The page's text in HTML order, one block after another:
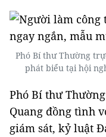
Phó Bí thư Thường
phát biểu tại hội
Phó Bí thư
Quang đồng tình
giám sát, kỷ luật